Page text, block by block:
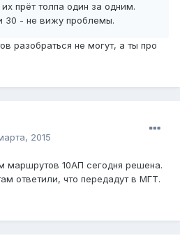
прёт толпа один за одним.
30 - не вижу проблемы.
разобраться не могут, а ты про
2015
маршрутов 10АП сегодня решена.
ответили, что передадут в МГТ.